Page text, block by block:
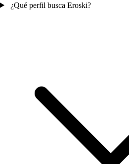
¿Qué perfil busca Eroski?